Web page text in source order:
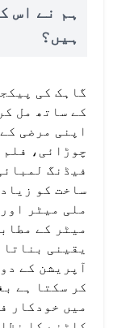
ہم نے اس
ہیں؟
گاہک کی
کے ساتھ مل
اپنی مرضی
چوڑائی،
فیڈنگ
میٹر کے
یقینی
آپریشن کے
کر سکتا ہے
میں خودکار